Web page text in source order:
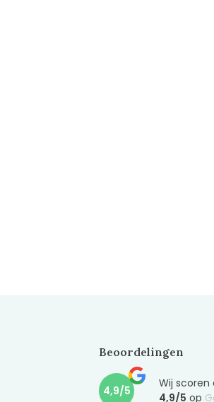
Beoordelingen
4,9/5
Wij scoren
4,9/5 op